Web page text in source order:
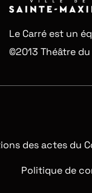
Le Carré est un
©2013 Théâtre
des actes du
Politique de